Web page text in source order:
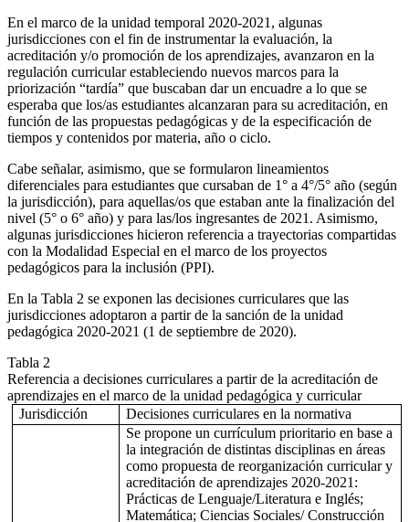
En el marco de la unidad temporal 2020-2021, algunas
jurisdicciones con el fin de instrumentar la evaluación, la
acreditación y/o promoción de los aprendizajes, avanzaron en la
regulación curricular estableciendo nuevos marcos para la
priorización “tardía” que buscaban dar un encuadre a lo que se
esperaba que los/as estudiantes alcanzaran para su acreditación, en
función de las propuestas pedagógicas y de la especificación de
tiempos y contenidos por materia, año o ciclo.
Cabe señalar, asimismo, que se formularon lineamientos
diferenciales para estudiantes que cursaban de 1° a 4°/5° año (según
la jurisdicción), para aquellas/os que estaban ante la finalización del
nivel (5° o 6° año) y para las/los ingresantes de 2021. Asimismo,
algunas jurisdicciones hicieron referencia a trayectorias compartidas
con la Modalidad Especial en el marco de los proyectos
pedagógicos para la inclusión (PPI).
En la Tabla 2 se exponen las decisiones curriculares que las
jurisdicciones adoptaron a partir de la sanción de la unidad
pedagógica 2020-2021 (1 de septiembre de 2020).
Tabla 2
Referencia a decisiones curriculares a partir de la acreditación de
aprendizajes en el marco de la unidad pedagógica y curricular
Jurisdicción
Decisiones curriculares en la normativa
Se propone un currículum prioritario en base a
la integración de distintas disciplinas en áreas
como propuesta de reorganización curricular y
acreditación de aprendizajes 2020-2021:
Prácticas de Lenguaje/Literatura e Inglés;
Matemática; Ciencias Sociales/ Construcción